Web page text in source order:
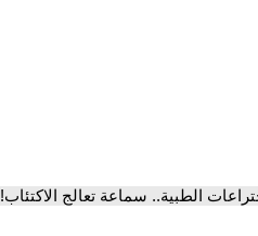
الطبية.. سماعة تعالج الاكتئاب!